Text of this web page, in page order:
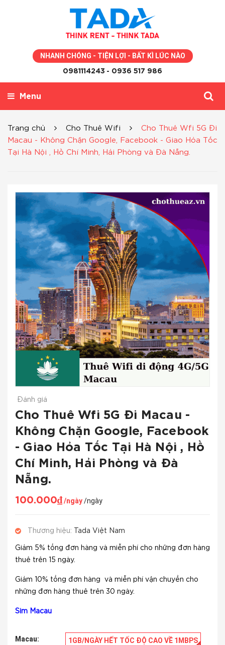
NHANH CHÓNG - TIỆN LỢI - BẤT KÌ LÚC NÀO
0981114243 - 0936 517 986
Menu
Trang chủ Cho Thuê Wifi
Cho Thuê Wfi 5G Đi
Macau - Không Chặn Google, Facebook - Giao Hỏa Tốc
Tại Hà Nội , Hồ Chí Minh, Hải Phòng và Đà Nẵng.
Đánh giá
Cho Thuê Wfi 5G Đi Macau -
Không Chặn Google, Facebook
- Giao Hỏa Tốc Tại Hà Nội , Hồ
Chí Minh, Hải Phòng và Đà
Nẵng.
100.000₫/ngày/ngày
Thương hiệu: Tada Việt Nam
Giảm 5% tổng đơn hàng và miễn phí cho những đơn hàng
thuê trên 15 ngày.
Giảm 10% tổng đơn hàng và miễn phí vận chuyển cho
những đơn hàng thuê trên 30 ngày.
Sim Macau
Macau: 1GB/NGÀY HẾT TỐC ĐỘ CAO VỀ 1MBPS